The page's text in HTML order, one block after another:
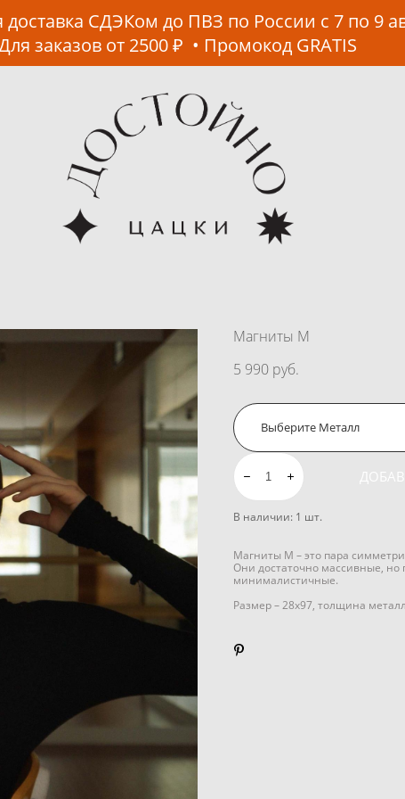
доставка СДЭКом до ПВЗ по России с 7 по 9
заказов от 2500 ₽ • Промокод GRATIS
Магниты М
5 990 pуб.
Выберите Металл
В наличии: 1 шт.
Магниты М – это пара
Они достаточно массивные, но
минималистичные.
Размер – 28x97, толщина